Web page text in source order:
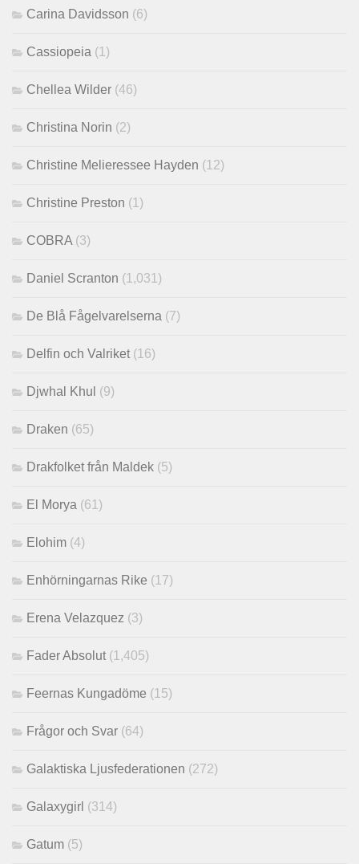
Carina Davidsson (6)
Cassiopeia (1)
Chellea Wilder (46)
Christina Norin (2)
Christine Melieressee Hayden (12)
Christine Preston (1)
COBRA (3)
Daniel Scranton (1,031)
De Blå Fågelvarelserna (7)
Delfin och Valriket (16)
Djwhal Khul (9)
Draken (65)
Drakfolket från Maldek (5)
El Morya (61)
Elohim (4)
Enhörningarnas Rike (17)
Erena Velazquez (3)
Fader Absolut (1,405)
Feernas Kungadöme (15)
Frågor och Svar (64)
Galaktiska Ljusfederationen (272)
Galaxygirl (314)
Gatum (5)